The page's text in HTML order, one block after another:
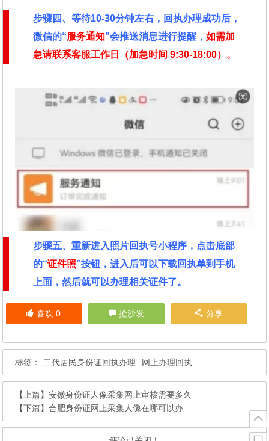
步骤四、等待10-30分钟左右，回执办理成功后，
微信的“服务通知”会推送消息进行提醒，如需加
急请联系客服工作日（加急时间 9:30-18:00）。
步骤五、重新进入照片回执号小程序，点击底部
的“证件照”按钮，进入后可以下载回执单到手机
上面，然后就可以办理相关证件了。
喜欢 0 抢沙发 分享
标签： 二代居民身份证回执办理 网上办理回执
【上篇】安徽身份证人像采集网上审核需要多久
【下篇】合肥身份证网上采集人像在哪可以办